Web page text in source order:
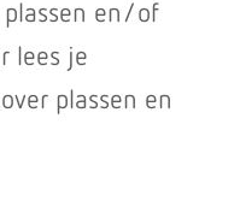
plassen en/of
lees je
plassen en